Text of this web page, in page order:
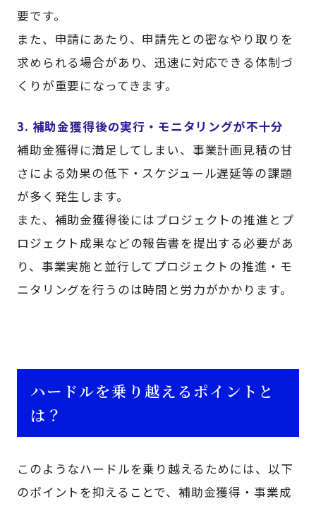
要です。
また、申請にあたり、申請先との密なやり取りを
求められる場合があり、迅速に対応できる体制づ
くりが重要になってきます。
3. 補助金獲得後の実行・モニタリングが不十分
補助金獲得に満足してしまい、事業計画見積の甘
さによる効果の低下・スケジュール遅延等の課題
が多く発生します。
また、補助金獲得後にはプロジェクトの推進とプ
ロジェクト成果などの報告書を提出する必要があ
り、事業実施と並行してプロジェクトの推進・モ
ニタリングを行うのは時間と労力がかかります。
ハードルを乗り越えるポイントと
は？
このようなハードルを乗り越えるためには、以下
のポイントを抑えることで、補助金獲得・事業成